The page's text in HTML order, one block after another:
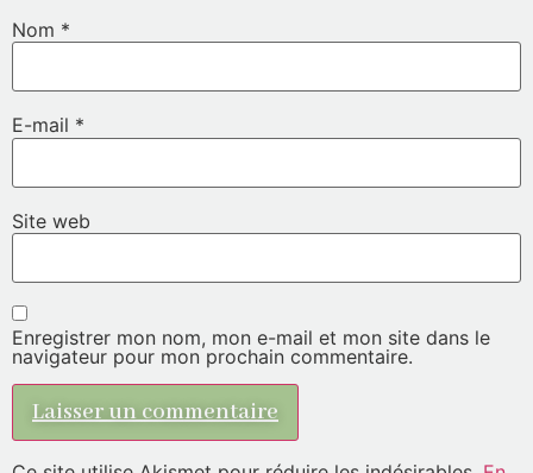
Nom *
E-mail *
Site web
Enregistrer mon nom, mon e-mail et mon site dans le
navigateur pour mon prochain commentaire.